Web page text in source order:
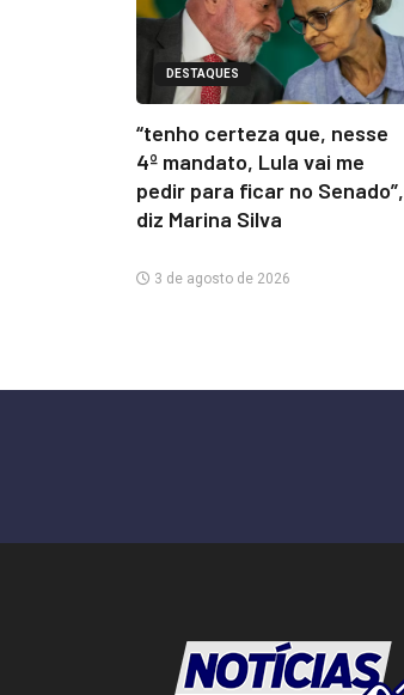
DESTAQUES
“tenho certeza que, nesse
4º mandato, Lula vai me
pedir para ficar no Senado”,
diz Marina Silva
3 de agosto de 2026